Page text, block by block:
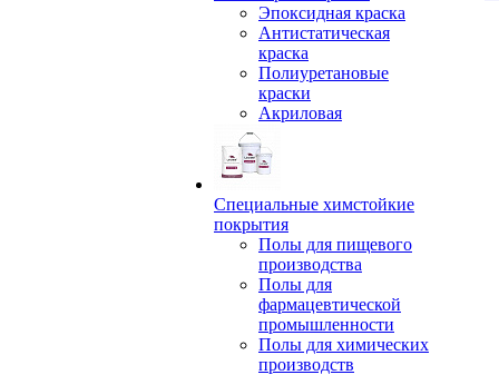
Эпоксидная краска
Антистатическая
краска
Полиуретановые
краски
Акриловая
Специальные химстойкие
покрытия
Полы для пищевого
производства
Полы для
фармацевтической
промышленности
Полы для химических
производств